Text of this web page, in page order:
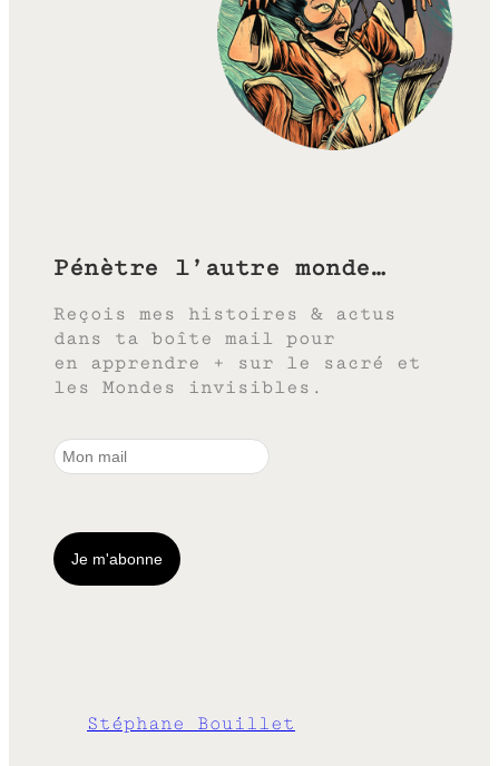
Pénètre l’autre monde…
Reçois mes histoires & actus
dans ta boîte mail pour
en apprendre + sur le sacré et
les Mondes invisibles.
Stéphane Bouillet